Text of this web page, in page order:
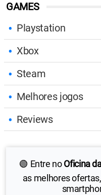
GAMES
Playstation
Xbox
Steam
Melhores jogos
Reviews
🟢 Entre noOficina
as melhores